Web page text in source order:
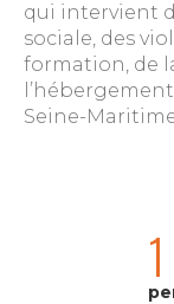
qui intervient
sociale, des
formation, de
Seine-
1